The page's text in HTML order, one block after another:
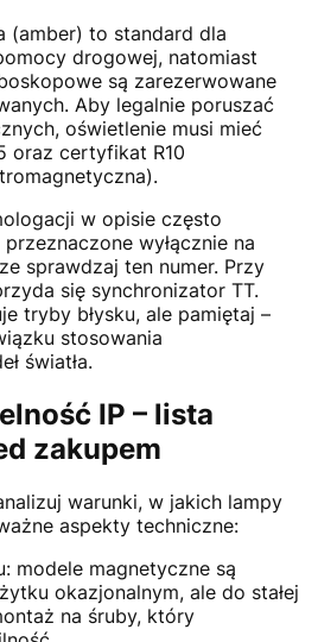
(amber) to standard dla
drogowej, natomiast
są zarezerwowane
Aby legalnie poruszać
oświetlenie musi mieć
oraz certyfikat R10
w opisie często
wyłącznie na
sprawdzaj ten numer. Przy
się synchronizator TT.
tryby błysku, ale pamiętaj –
stosowania
światła.
IP – lista
zakupem
warunki, w jakich lampy
aspekty techniczne:
modele magnetyczne są
okazjonalnym, ale do stałej
na śruby, który